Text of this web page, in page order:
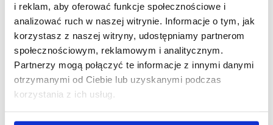
i reklam, aby oferować funkcje społecznościowe i
analizować ruch w naszej witrynie. Informacje o tym, jak
korzystasz z naszej witryny, udostępniamy partnerom
społecznościowym, reklamowym i analitycznym.
Partnerzy mogą połączyć te informacje z innymi danymi
otrzymanymi od Ciebie lub uzyskanymi podczas
korzystania z ich usług.
nowych sklepów, o 130 więcej niż w tym samym okresie
2024 r. W efekcie na koniec września działało już 12 099
placówek w Polsce i Rumunii, o 11% więcej niż
przed rokiem. Zgodnie ze zaktualizowanymi planami
ekspansji, Grupa Żabka ocenia potencjał połączonych
rynków polskiego i rumuńskiego na blisko 27 000
sklepów.
Segment NGE, obejmujący biznesy cyfrowe
oraz działalność w Rumunii, osiągnął w okresie 9
w wysokości około 1,12 mld zł, co oznacza wzrost